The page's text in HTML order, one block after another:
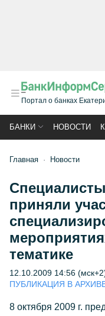
Портал о банках
БАНКИ НОВОСТИ
Главная Новости
приняли
тематике
12.10.2009 14:56
ПУБЛИКАЦИЯ В АРХИВЕ
8 октября 2009 г.